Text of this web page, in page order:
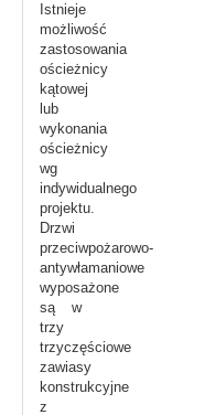
Istnieje
możliwość
zastosowania
ościeżnicy
kątowej
lub
wykonania
ościeżnicy
wg
indywidualnego
projektu.
Drzwi
przeciwpożarowo-
antywłamaniowe
wyposażone
są w
trzy
trzyczęściowe
zawiasy
konstrukcyjne
z